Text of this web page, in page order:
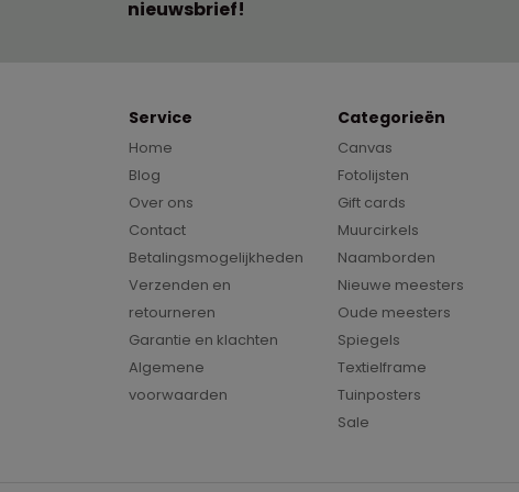
nieuwsbrief!
Service
Home
Blog
Over ons
Contact
Betalingsmogelijkheden
Verzenden en
retourneren
Garantie en klachten
Algemene
voorwaarden
Categorieën
Canvas
Fotolijsten
Gift cards
Muurcirkels
Naamborden
Nieuwe meesters
Oude meesters
Spiegels
Textielframe
Tuinposters
Sale